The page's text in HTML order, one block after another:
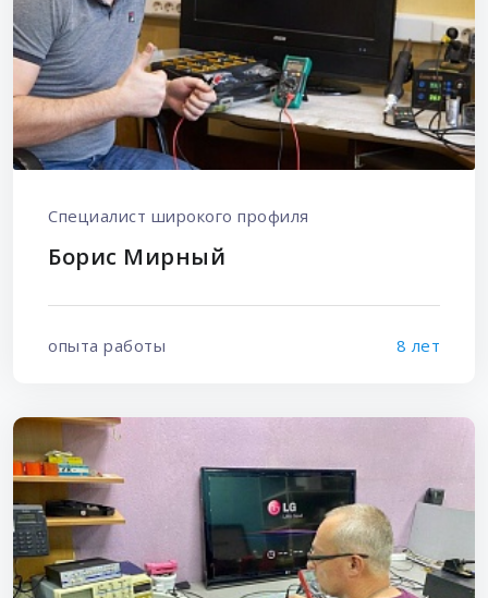
Специалист широкого профиля
Борис Мирный
опыта работы 8 лет